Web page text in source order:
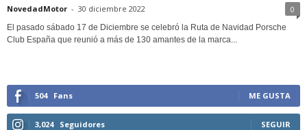
NovedadMotor - 30 diciembre 2022 0
El pasado sábado 17 de Diciembre se celebró la Ruta de Navidad Porsche
Club España que reunió a más de 130 amantes de la marca...
504 Fans ME GUSTA
3,024 Seguidores SEGUIR